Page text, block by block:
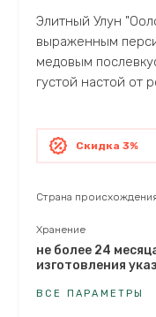
Элитный Улун
выраженным
медовым
густой настой от
Скидка 3%
Страна
Хранение
не более 24
изготовления
ВСЕ ПАРАМЕТРЫ